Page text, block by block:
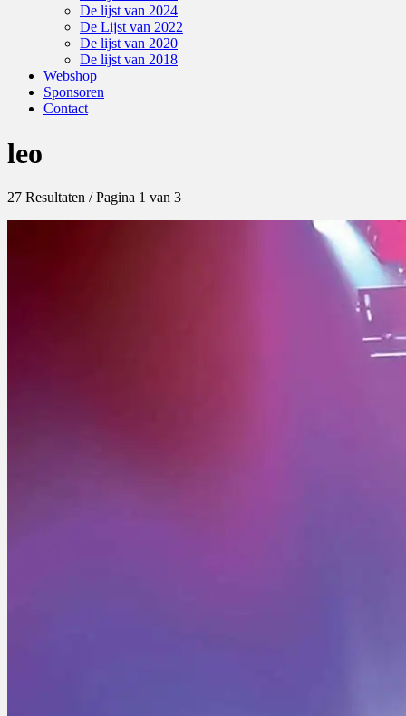
De lijst van 2024
De Lijst van 2022
De lijst van 2020
De lijst van 2018
Webshop
Sponsoren
Contact
leo
27 Resultaten / Pagina 1 van 3